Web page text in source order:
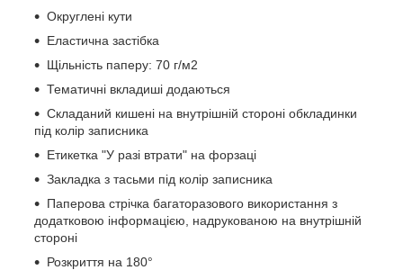
Округлені кути
Еластична застібка
Щільність паперу: 70 г/м2
Тематичні вкладиші додаються
Складаний кишені на внутрішній стороні обкладинки
під колір записника
Етикетка "У разі втрати" на форзаці
Закладка з тасьми під колір записника
Паперова стрічка багаторазового використання з
додатковою інформацією, надрукованою на внутрішній
стороні
Розкриття на 180°